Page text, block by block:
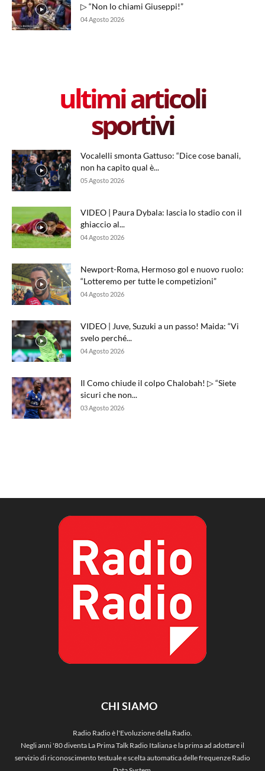
▷ “Non lo chiami Giuseppi!”
04 Agosto 2026
ultimi articoli
sportivi
Vocalelli smonta Gattuso: “Dice cose banali,
non ha capito qual è...
05 Agosto 2026
VIDEO | Paura Dybala: lascia lo stadio con il
ghiaccio al...
04 Agosto 2026
Newport-Roma, Hermoso gol e nuovo ruolo:
“Lotteremo per tutte le competizioni”
04 Agosto 2026
VIDEO | Juve, Suzuki a un passo! Maida: “Vi
svelo perché...
04 Agosto 2026
Il Como chiude il colpo Chalobah! ▷ “Siete
sicuri che non...
03 Agosto 2026
CHI SIAMO
Radio Radio è l'Evoluzione della Radio.
Negli anni '80 diventa La Prima Talk Radio Italiana e la prima ad adottare il
servizio di riconoscimento testuale e scelta automatica delle frequenze Radio